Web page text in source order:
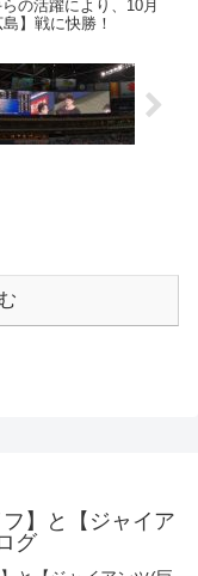
の活躍により、10月
】戦に快勝！
】と【ジャイア
グ